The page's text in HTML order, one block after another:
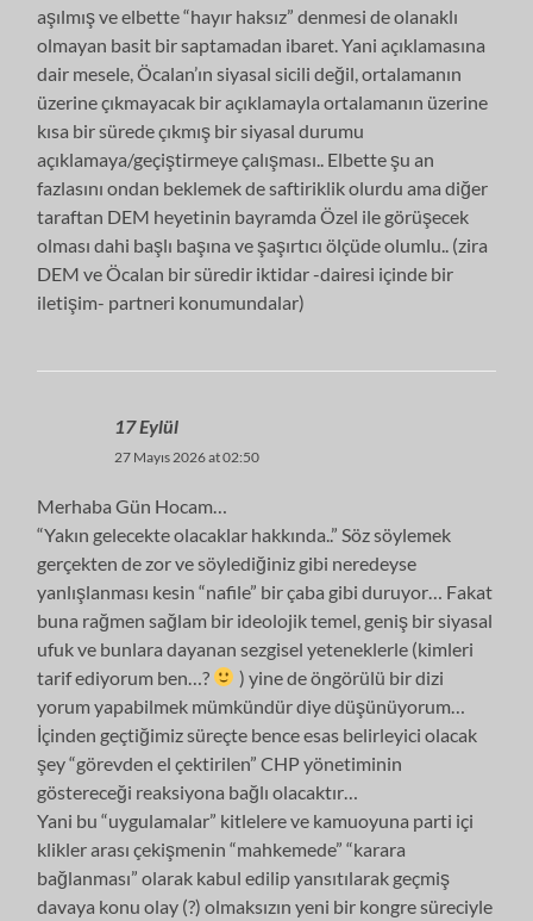
aşılmış ve elbette “hayır haksız” denmesi de olanaklı
olmayan basit bir saptamadan ibaret. Yani açıklamasına
dair mesele, Öcalan’ın siyasal sicili değil, ortalamanın
üzerine çıkmayacak bir açıklamayla ortalamanın üzerine
kısa bir sürede çıkmış bir siyasal durumu
açıklamaya/geçiştirmeye çalışması.. Elbette şu an
fazlasını ondan beklemek de saftiriklik olurdu ama diğer
taraftan DEM heyetinin bayramda Özel ile görüşecek
olması dahi başlı başına ve şaşırtıcı ölçüde olumlu.. (zira
DEM ve Öcalan bir süredir iktidar -dairesi içinde bir
iletişim- partneri konumundalar)
17 Eylül
27 Mayıs 2026 at 02:50
Merhaba Gün Hocam…
“Yakın gelecekte olacaklar hakkında..” Söz söylemek
gerçekten de zor ve söylediğiniz gibi neredeyse
yanlışlanması kesin “nafile” bir çaba gibi duruyor… Fakat
buna rağmen sağlam bir ideolojik temel, geniş bir siyasal
ufuk ve bunlara dayanan sezgisel yeteneklerle (kimleri
tarif ediyorum ben…?
) yine de öngörülü bir dizi
yorum yapabilmek mümkündür diye düşünüyorum…
İçinden geçtiğimiz süreçte bence esas belirleyici olacak
şey “görevden el çektirilen” CHP yönetiminin
göstereceği reaksiyona bağlı olacaktır…
Yani bu “uygulamalar” kitlelere ve kamuoyuna parti içi
klikler arası çekişmenin “mahkemede” “karara
bağlanması” olarak kabul edilip yansıtılarak geçmiş
davaya konu olay (?) olmaksızın yeni bir kongre süreciyle